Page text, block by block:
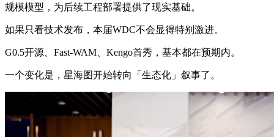
规模模型，为后续工程部署提供了现实基础。
如果只看技术发布，本届WDC不会显得特别激进。
G0.5开源、Fast-WAM、Kengo首秀，基本都在预期内。
一个变化是，星海图开始转向「生态化」叙事了。